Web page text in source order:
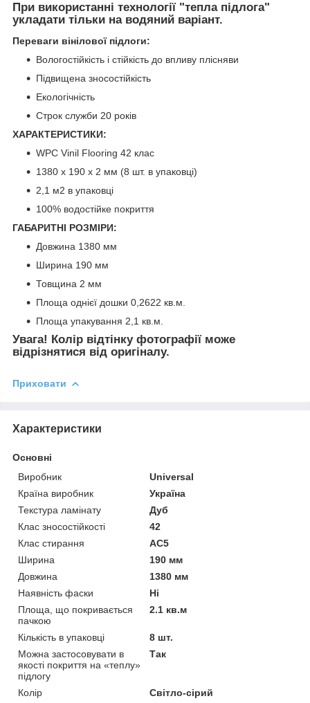
При використанні технології "тепла підлога"
укладати тільки на водяний варіант.
Переваги вінілової підлоги:
Вологостійкість і стійкість до впливу плісняви
Підвищена зносостійкість
Екологічність
Строк служби 20 років
ХАРАКТЕРИСТИКИ:
WPC Vinil Flooring 42 клас
1380 х 190 х 2 мм (8 шт. в упаковці)
2,1 м2 в упаковці
100% водостійке покриття
ГАБАРИТНІ РОЗМІРИ:
Довжина 1380 мм
Ширина 190 мм
Товщина 2 мм
Площа однієї дошки 0,2622 кв.м.
Площа упакування 2,1 кв.м.
Увага! Колір відтінку фотографії може
відрізнятися від оригіналу.
Приховати
Характеристики
Основні
Виробник
Universal
Країна виробник
Україна
Текстура ламінату
Дуб
Клас зносостійкості
42
Клас стирання
АС5
Ширина
190 мм
Довжина
1380 мм
Наявність фаски
Ні
Площа, що покривається
пачкою
2.1 кв.м
Кількість в упаковці
8 шт.
Можна застосовувати в
якості покриття на «теплу»
підлогу
Так
Колір Світло-сірий